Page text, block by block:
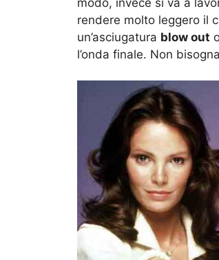
rendere molto leggero il
un’asciugatura blow out
l’onda finale. Non